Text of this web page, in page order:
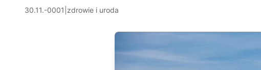
30.11.-0001 zdrowie i uroda